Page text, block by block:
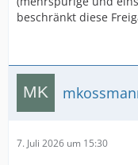
beschränkt diese
7. Juli 2026 um 15:30